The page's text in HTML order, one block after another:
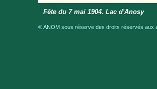
Fête du 7 mai 1904. Lac d'Anosy
© ANOM sous réserve des droits réservés aux